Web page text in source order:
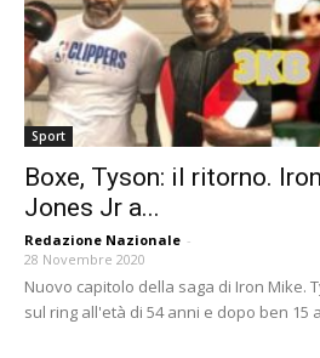
Sport
Boxe, Tyson: il ritorno.
Jones Jr a...
Redazione Nazionale -
28 Novembre 2020
Nuovo capitolo della saga di Iron Mike.
sul ring all'età di 54 anni e dopo ben 15